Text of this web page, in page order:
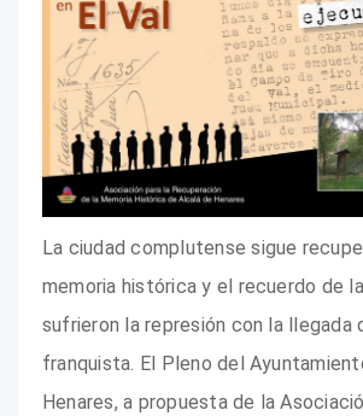
La ciudad complutense sigue
memoria histórica y el recuerdo de
sufrieron la represión con la llegada
franquista. El Pleno del
Henares, a propuesta de la